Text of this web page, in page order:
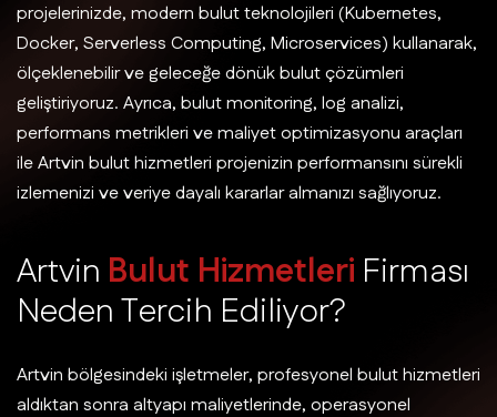
projelerinizde, modern bulut teknolojileri (Kubernetes,
Docker, Serverless Computing, Microservices) kullanarak,
ölçeklenebilir ve geleceğe dönük bulut çözümleri
geliştiriyoruz. Ayrıca, bulut monitoring, log analizi,
performans metrikleri ve maliyet optimizasyonu araçları
ile Artvin bulut hizmetleri projenizin performansını sürekli
izlemenizi ve veriye dayalı kararlar almanızı sağlıyoruz.
Artvin Bulut Hizmetleri Firması
NedenTercih Ediliyor?
Artvin bölgesindeki işletmeler, profesyonel bulut hizmetleri
aldıktan sonra altyapı maliyetlerinde, operasyonel